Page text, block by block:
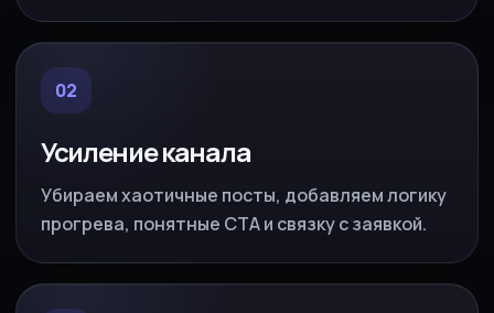
02
Усиление канала
Убираем хаотичные посты, добавляем логику
прогрева, понятные CTA и связку с заявкой.